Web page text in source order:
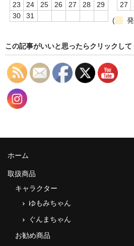
草津Tip店
23
24 25 26 27 28
29
30
31
27
(
この記事がいいと思ったらクリックし
ホーム
取扱商品
キャラクター
ゆもみちゃん
ぐんまちゃん
お勧め商品